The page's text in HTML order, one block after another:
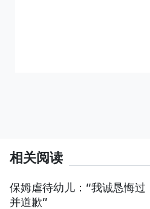
相关阅读
保姆虐待幼儿：“我诚恳悔过
并道歉”